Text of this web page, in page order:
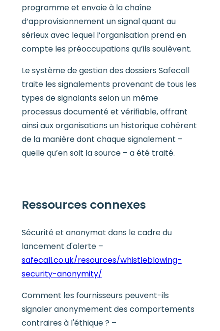
programme et envoie à la chaîne
d’approvisionnement un signal quant au
sérieux avec lequel l’organisation prend en
compte les préoccupations qu’ils soulèvent.
Le système de gestion des dossiers Safecall
traite les signalements provenant de tous les
types de signalants selon un même
processus documenté et vérifiable, offrant
ainsi aux organisations un historique cohérent
de la manière dont chaque signalement –
quelle qu’en soit la source – a été traité.
Ressources connexes
Sécurité et anonymat dans le cadre du
lancement d'alerte –
safecall.co.uk/resources/whistleblowing-
security-anonymity/
Comment les fournisseurs peuvent-ils
signaler anonymement des comportements
contraires à l'éthique ? –